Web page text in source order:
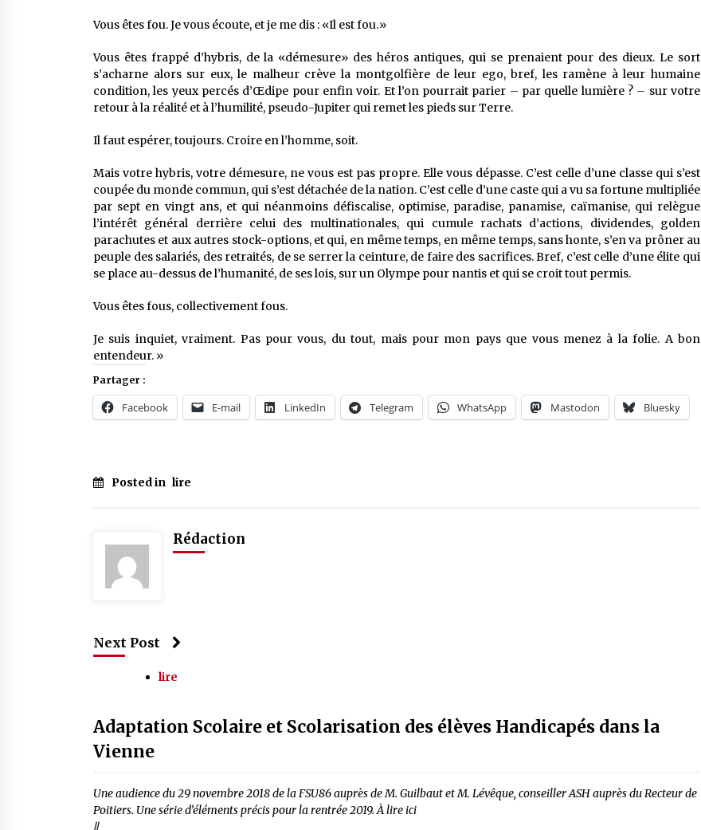
Vous êtes fou. Je vous écoute, et je me dis : «Il est fou.»
Vous êtes frappé d’hybris, de la «démesure» des héros antiques, qui se prenaient pour des dieux. Le sort
s’acharne alors sur eux, le malheur crève la montgolfière de leur ego, bref, les ramène à leur humaine
condition, les yeux percés d’Œdipe pour enfin voir. Et l’on pourrait parier – par quelle lumière ? – sur votre
retour à la réalité et à l’humilité, pseudo-Jupiter qui remet les pieds sur Terre.
Il faut espérer, toujours. Croire en l’homme, soit.
Mais votre hybris, votre démesure, ne vous est pas propre. Elle vous dépasse. C’est celle d’une classe qui s’est
coupée du monde commun, qui s’est détachée de la nation. C’est celle d’une caste qui a vu sa fortune multipliée
par sept en vingt ans, et qui néanmoins défiscalise, optimise, paradise, panamise, caïmanise, qui relègue
l’intérêt général derrière celui des multinationales, qui cumule rachats d’actions, dividendes, golden
parachutes et aux autres stock-options, et qui, en même temps, en même temps, sans honte, s’en va prôner au
peuple des salariés, des retraités, de se serrer la ceinture, de faire des sacrifices. Bref, c’est celle d’une élite qui
se place au-dessus de l’humanité, de ses lois, sur un Olympe pour nantis et qui se croit tout permis.
Vous êtes fous, collectivement fous.
Je suis inquiet, vraiment. Pas pour vous, du tout, mais pour mon pays que vous menez à la folie. A bon
entendeur. »
Partager :
Facebook E-mail LinkedIn Telegram WhatsApp Mastodon Bluesky
Posted in lire
Rédaction
Next Post
lire
Adaptation Scolaire et Scolarisation des élèves Handicapés dans la
Vienne
Une audience du 29 novembre 2018 de la FSU86 auprès de M. Guilbaut et M. Lévêque, conseiller ASH auprès du Recteur de
Poitiers. Une série d’éléments précis pour la rentrée 2019. À lire ici
//